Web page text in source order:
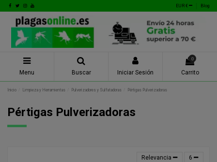
EUR € Blog
Menu Buscar Iniciar Sesión
0
Carrito
Inicio Limpieza y Herramientas Pulverizadores y Sulfatadoras Pértigas Pulverizadoras
Pértigas Pulverizadoras
Relevancia 6